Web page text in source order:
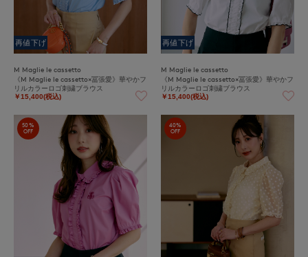
再値下げ
M Maglie le cassetto
《M Maglie le cassetto×冨張愛》華やかフ
リルカラーロゴ刺繍ブラウス
￥15,400(税込)
再値下げ
M Maglie le cassetto
《M Maglie le cassetto×冨張愛》華やかフ
リルカラーロゴ刺繍ブラウス
￥15,400(税込)
50%
OFF
40%
OFF